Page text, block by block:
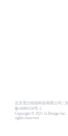
北京雪云锐创科技有限公司 |
备16060150号-2
Copyright © 2021 Js.Design Inc.
rights reserved.